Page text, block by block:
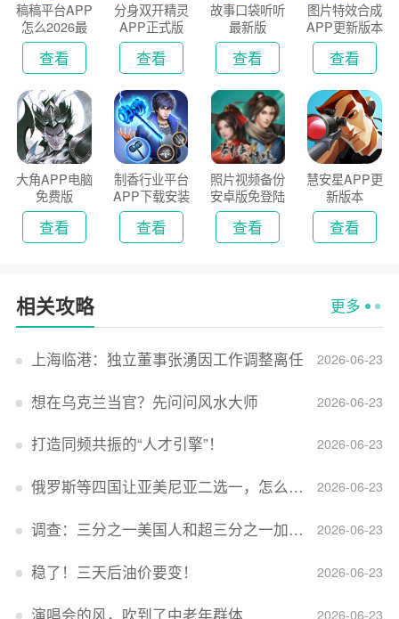
稿稿平台APP
怎么2026最
新版
查看
分身双开精灵
APP正式版
查看
故事口袋听听
最新版
查看
图片特效合成
APP更新版本
2026
查看
大角APP电脑
免费版
查看
制香行业平台
APP下载安装
2026
查看
照片视频备份
安卓版免登陆
版
查看
慧安星APP更
新版本
查看
相关攻略 更多
2026-06-23
上海临港：独立董事张湧因工作调整离任
2026-06-23
想在乌克兰当官？先问问风水大师
2026-06-23
打造同频共振的“人才引擎”！
2026-06-23
俄罗斯等四国让亚美尼亚二选一，怎么回事？
2026-06-23
调查：三分之一美国人和超三分之一加拿大人感到经济压力
2026-06-23
稳了！三天后油价要变！
2026-06-23
演唱会的风，吹到了中老年群体